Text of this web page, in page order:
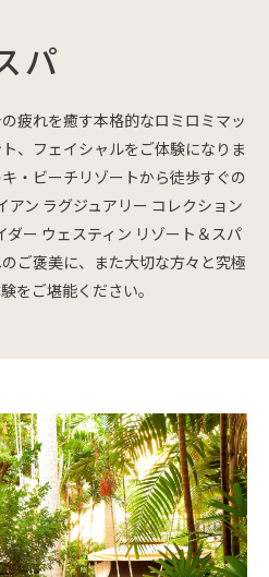
パ
疲れを癒す本格的なロミロミマッ
、フェイシャルをご体験になりま
・ビーチリゾートから徒歩すぐの
ン ラグジュアリー コレクション
ダー ウェスティン リゾート＆スパ
ご褒美に、また大切な方々と究極
をご堪能ください。